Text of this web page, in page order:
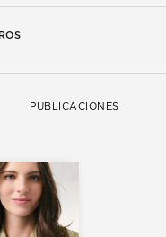
PUBLICACIONES